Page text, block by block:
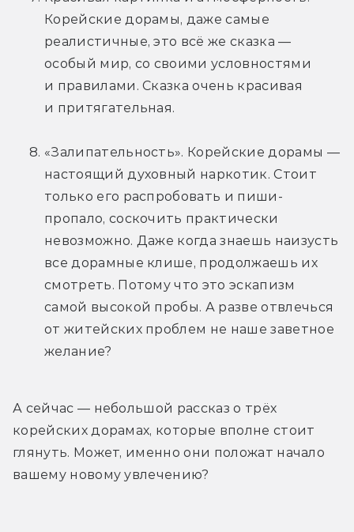
Корейские дорамы, даже самые
реалистичные, это всё же сказка —
особый мир, со своими условностями
и правилами. Сказка очень красивая
и притягательная.
«Залипательность». Корейские дорамы —
настоящий духовный наркотик. Стоит
только его распробовать и пиши-
пропало, соскочить практически
невозможно. Даже когда знаешь наизусть
все дорамные клише, продолжаешь их
смотреть. Потому что это эскапизм
самой высокой пробы. А разве отвлечься
от житейских проблем не наше заветное
желание?
А сейчас — небольшой рассказ о трёх
корейских дорамах, которые вполне стоит
глянуть. Может, именно они положат начало
вашему новому увлечению?